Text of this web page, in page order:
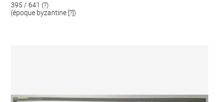
395 / 641 (?)
(époque byzantine [?])